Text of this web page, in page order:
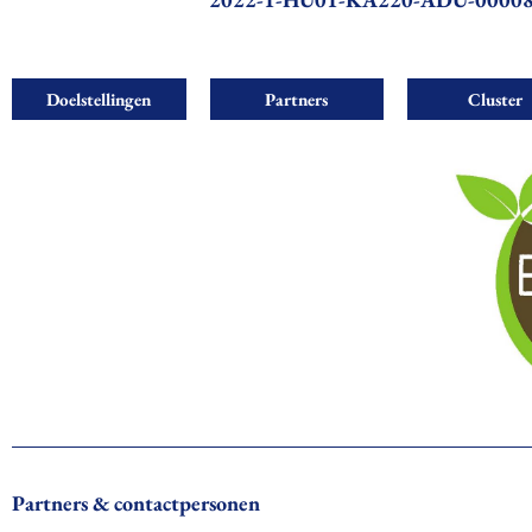
Doelstellingen Partners Cluster
Partners & contactpersonen